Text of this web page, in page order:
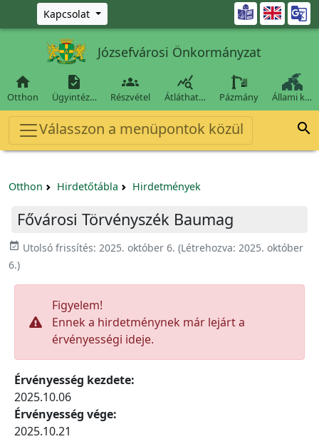
Ugrás a fő tartalomra
Kapcsolat 
Józsefvárosi Önkormányzat

Otthon

Ügyintéz…

Részvétel

Átláthat… Pázmány Állami k…
Válasszon a menüpontok közül 
Otthon Hirdetőtábla Hirdetmények
Fővárosi Törvényszék Baumag
event_available Utolsó frissítés: 2025. október 6. (Létrehozva: 2025. október
6.)
Figyelem!
Ennek a hirdetménynek már lejárt a
érvényességi ideje.
Érvényesség kezdete:
2025.10.06
Érvényesség vége:
2025.10.21